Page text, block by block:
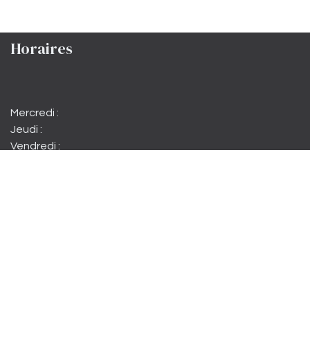
Horaires
Mercredi :
Jeudi :
Vendredi :